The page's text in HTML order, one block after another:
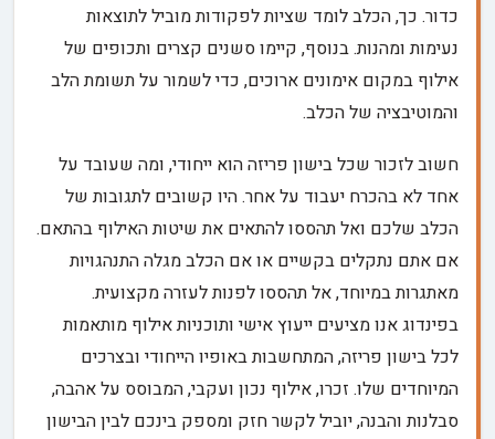
כדור. כך, הכלב לומד שציות לפקודות מוביל לתוצאות
נעימות ומהנות. בנוסף, קיימו סשנים קצרים ותכופים של
אילוף במקום אימונים ארוכים, כדי לשמור על תשומת הלב
והמוטיבציה של הכלב.
חשוב לזכור שכל בישון פריזה הוא ייחודי, ומה שעובד על
אחד לא בהכרח יעבוד על אחר. היו קשובים לתגובות של
הכלב שלכם ואל תהססו להתאים את שיטות האילוף בהתאם.
אם אתם נתקלים בקשיים או אם הכלב מגלה התנהגויות
מאתגרות במיוחד, אל תהססו לפנות לעזרה מקצועית.
בפינדוג אנו מציעים ייעוץ אישי ותוכניות אילוף מותאמות
לכל בישון פריזה, המתחשבות באופיו הייחודי ובצרכים
המיוחדים שלו. זכרו, אילוף נכון ועקבי, המבוסס על אהבה,
סבלנות והבנה, יוביל לקשר חזק ומספק בינכם לבין הבישון